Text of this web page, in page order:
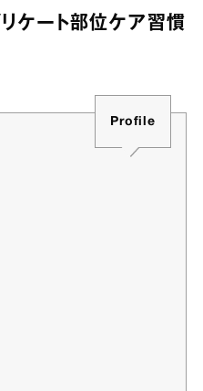
ケート部位ケア習慣
Profile